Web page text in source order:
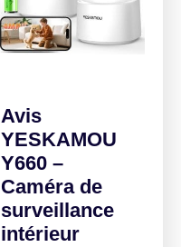
Avis
YESKAMOU
Y660 –
Caméra de
surveillance
intérieur